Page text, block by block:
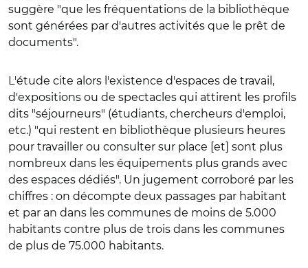
suggère "que les fréquentations de la bibliothèque
sont générées par d'autres activités que le prêt de
documents".
L'étude cite alors l'existence d'espaces de travail,
d'expositions ou de spectacles qui attirent les profils
dits "séjourneurs" (étudiants, chercheurs d'emploi,
etc.) "qui restent en bibliothèque plusieurs heures
pour travailler ou consulter sur place [et] sont plus
nombreux dans les équipements plus grands avec
des espaces dédiés". Un jugement corroboré par les
chiffres : on décompte deux passages par habitant
et par an dans les communes de moins de 5.000
habitants contre plus de trois dans les communes
de plus de 75.000 habitants.